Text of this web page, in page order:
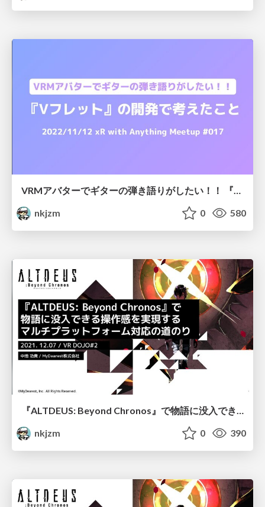
VRMアバターでギターの弾き語りがしたい！！ 『Vフレット』の開発で考えたこと
nkjzm
0 580
『ALTDEUS: Beyond Chronos』で物語に没入できる操作感を実現するマルチプラットフォーム対応の道のり / The path to multi-platform support for immersive storytelling in ALTDEUS: Beyond Chronos
nkjzm
0 390